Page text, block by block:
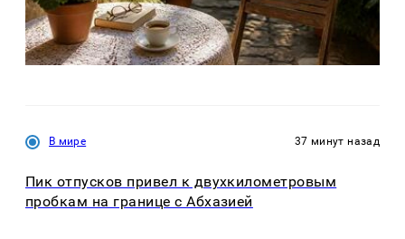
В мире 37 минут назад
Пик отпусков привел к двухкилометровым
пробкам на границе с Абхазией